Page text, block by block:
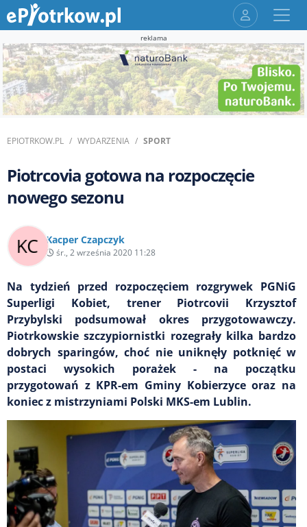
reklama
EPIOTRKOW.PL WYDARZENIA SPORT
Piotrcovia gotowa na rozpoczęcie
nowego sezonu
Kacper Czapczyk
śr., 2 września 2020 11:28
Na tydzień przed rozpoczęciem rozgrywek PGNiG
Superligi Kobiet, trener Piotrcovii Krzysztof
Przybylski podsumował okres przygotowawczy.
Piotrkowskie szczypiornistki rozegrały kilka bardzo
dobrych sparingów, choć nie uniknęły potknięć w
postaci wysokich porażek - na początku
przygotowań z KPR-em Gminy Kobierzyce oraz na
koniec z mistrzyniami Polski MKS-em Lublin.